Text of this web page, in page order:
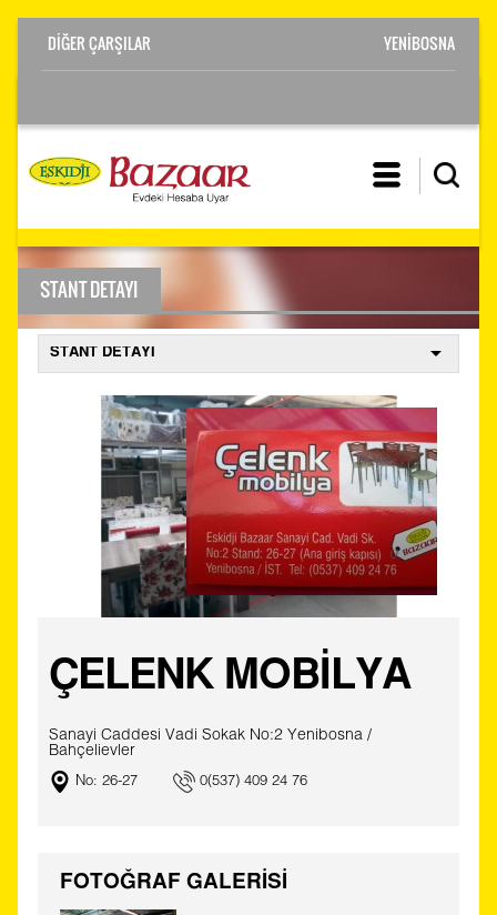
YENİBOSNA
STANT DETAYI
ÇELENK MOBİLYA
Sanayi Caddesi Vadi Sokak No:2 Yenibosna /
Bahçelievler
No: 26-27 0(537) 409 24 76
FOTOĞRAF GALERİSİ